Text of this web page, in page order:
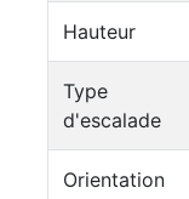
Hauteur
Type
d'escalade
Orientation